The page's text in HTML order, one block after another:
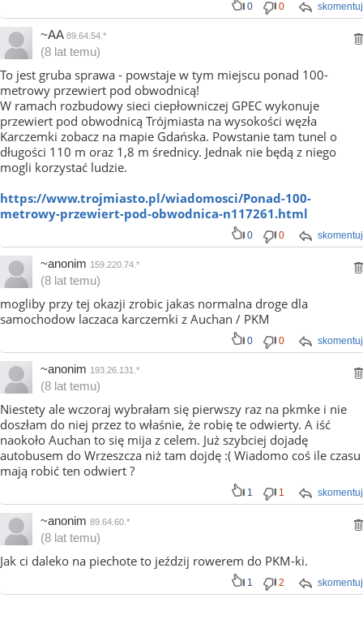
skomentuj
0 0
~AA 89.64.54.*
(8 lat temu)
To jest gruba sprawa - powstaje w tym miejscu ponad 100-
metrowy przewiert pod obwodnicą!
W ramach rozbudowy sieci ciepłowniczej GPEC wykonuje
przewiert pod obwodnicą Trójmiasta na wysokości węzła
Karczemki zobacz na mapie Gdańska. Powstanie tam tunel o
długości 110 m oraz 1,8 m średnicy. Jednak nie będą z niego
mogli korzystać ludzie.
https://www.trojmiasto.pl/wiadomosci/Ponad-100-
metrowy-przewiert-pod-obwodnica-n117261.html
skomentuj
0 0
~anonim 159.220.74.*
(8 lat temu)
mogliby przy tej okazji zrobic jakas normalna droge dla
samochodow laczaca karczemki z Auchan / PKM
skomentuj
0 0
~anonim 193.26.131.*
(8 lat temu)
Niestety ale wczoraj wybrałam się pierwszy raz na pkmke i nie
doszłam do niej przez to właśnie, że robię te odwierty. A iść
naokoło Auchan to się mija z celem. Już szybciej dojadę
autobusem do Wrzeszcza niż tam dojdę :( Wiadomo coś ile czasu
mają robić ten odwiert ?
skomentuj
1 1
~anonim 89.64.60.*
(8 lat temu)
Jak ci daleko na piechote to jeździj rowerem do PKM-ki.
skomentuj
1 2